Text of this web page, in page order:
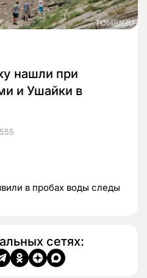
нашли при
и Ушайки в
в пробах воды следы
сетях: